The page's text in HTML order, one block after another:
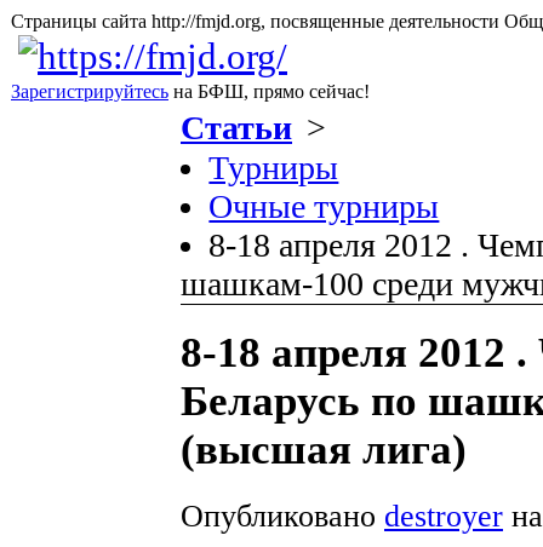
Страницы сайта http://fmjd.org, посвященные
Зарегистрируйтесь на БФШ, прямо сейчас!
Статьи >
Турниры
Очные турниры
8-18 апреля 2012 .
шашкам-100 среди
8-18 апреля 2012
Беларусь по
(высшая лига)
Опубликовано destroyer